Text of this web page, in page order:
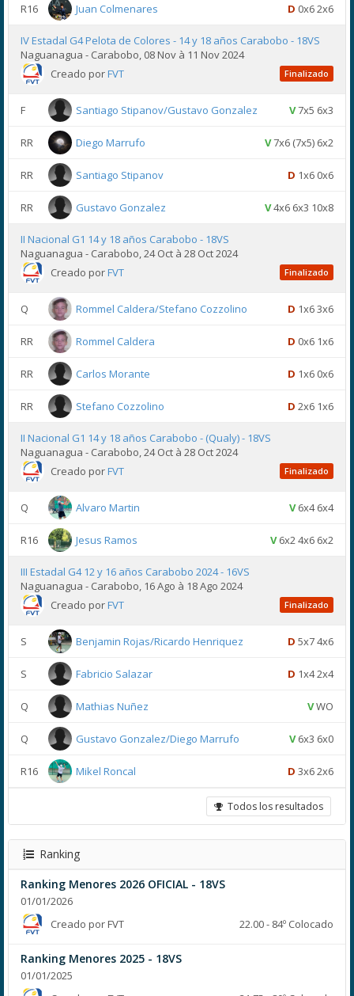
R16 Juan Colmenares D 0x6 2x6
IV Estadal G4 Pelota de Colores - 14 y 18 años Carabobo - 18VS
Naguanagua - Carabobo, 08 Nov à 11 Nov 2024
Creado porFVT Finalizado
F Santiago Stipanov/Gustavo Gonzalez V7x5 6x3
RR Diego Marrufo V7x6 (7x5) 6x2
RR Santiago Stipanov D 1x6 0x6
RR Gustavo Gonzalez V4x6 6x3 10x8
II Nacional G1 14 y 18 años Carabobo - 18VS
Naguanagua - Carabobo, 24 Oct à 28 Oct 2024
Creado porFVT Finalizado
Q Rommel Caldera/Stefano Cozzolino D 1x6 3x6
RR Rommel Caldera D 0x6 1x6
RR Carlos Morante D 1x6 0x6
RR Stefano Cozzolino D 2x6 1x6
II Nacional G1 14 y 18 años Carabobo - (Qualy) - 18VS
Naguanagua - Carabobo, 24 Oct à 28 Oct 2024
Creado porFVT Finalizado
Q Alvaro Martin V6x4 6x4
R16 Jesus Ramos V6x2 4x6 6x2
III Estadal G4 12 y 16 años Carabobo 2024 - 16VS
Naguanagua - Carabobo, 16 Ago à 18 Ago 2024
Creado porFVT Finalizado
S Benjamin Rojas/Ricardo Henriquez D 5x7 4x6
S Fabricio Salazar D 1x4 2x4
Q Mathias Nuñez VWO
Q Gustavo Gonzalez/Diego Marrufo V6x3 6x0
R16 Mikel Roncal D 3x6 2x6
Todos los resultados
Ranking
Ranking Menores 2026 OFICIAL - 18VS
01/01/2026
Creado por FVT
22.00 - 84º Colocado
Ranking Menores 2025 - 18VS
01/01/2025